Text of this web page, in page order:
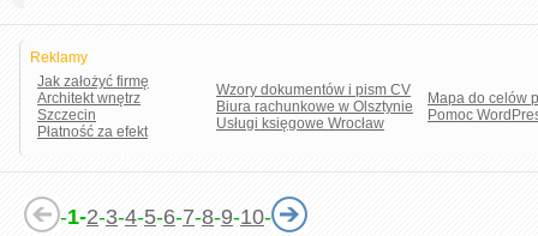
Reklamy
Jak założyć firmę
Architekt wnętrz
Szczecin
Płatność za efekt
Wzory dokumentów i pism CV
Biura rachunkowe w Olsztynie
Usługi księgowe Wrocław
Mapa do celów
Pomoc
-1-2-3-4-5-6-7-8-9-10-